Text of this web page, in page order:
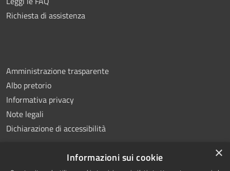
Richiesta di assistenza
Amministrazione trasparente
Albo pretorio
Informativa privacy
Note legali
Dichiarazione di accessibilità
×
Informazioni sui cookie